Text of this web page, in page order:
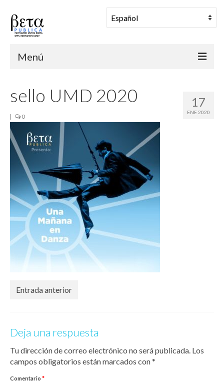
Menú
Muestra Coreográfica
Una Mañana en Danza
Comunidad
Archivo
Noticias
17
ENE 2020
sello UMD 2020
| 0
Entrada anterior
Deja una respuesta
Tu dirección de correo electrónico no será publicada. Los
campos obligatorios están marcados con*
Comentario *